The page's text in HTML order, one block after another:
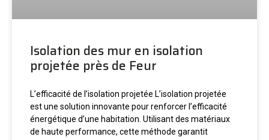
Isolation des mur en isolation
projetée près de Feur
L’efficacité de l’isolation projetée L’isolation projetée
est une solution innovante pour renforcer l’efficacité
énergétique d’une habitation. Utilisant des matériaux
de haute performance, cette méthode garantit